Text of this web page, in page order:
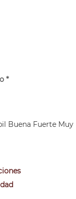
*
Buena Fuerte Muy